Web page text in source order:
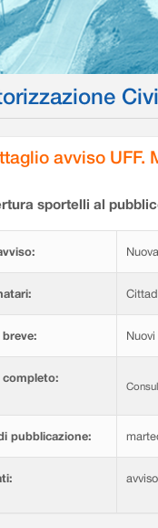
avviso UFF.
sportelli al
completo:
pubblicazione: